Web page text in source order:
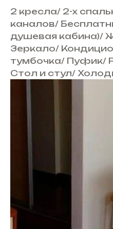
2 кресла/ 2-х
каналов/
душевая кабина)/
Зеркало/
тумбочка/ Пуфик/
Стол и стул/